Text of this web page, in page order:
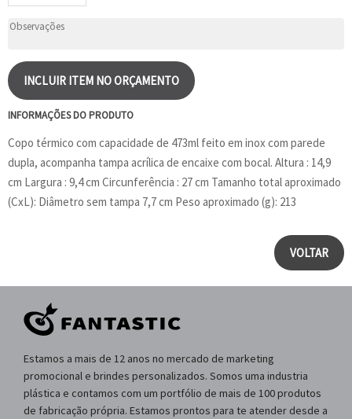
INCLUIR ITEM NO ORÇAMENTO
INFORMAÇÕES DO PRODUTO
Copo térmico com capacidade de 473ml feito em inox com parede
dupla, acompanha tampa acrílica de encaixe com bocal. Altura : 14,9
cm Largura : 9,4 cm Circunferência : 27 cm Tamanho total aproximado
(CxL): Diâmetro sem tampa 7,7 cm Peso aproximado (g): 213
VOLTAR
Estamos a mais de 12 anos no mercado de marketing
promocional e brindes personalizados. Somos uma industria
plástica e contamos com um portfólio de mais de 100 produtos
de fabricação própria. Estamos prontos para te atender desde a